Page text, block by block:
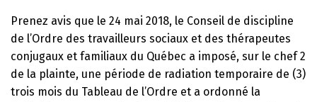
Prenez avis que le 24 mai 2018, le Conseil de discipline
de l’Ordre des travailleurs sociaux et des thérapeutes
conjugaux et familiaux du Québec a imposé, sur le chef 2
de la plainte, une période de radiation temporaire de (3)
trois mois du Tableau de l’Ordre et a ordonné la